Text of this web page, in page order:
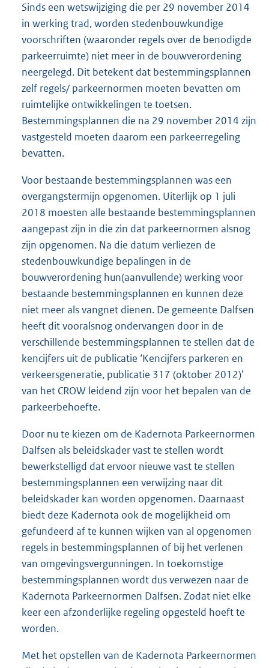
Sinds een wetswijziging die per 29 november 2014
in werking trad, worden stedenbouwkundige
voorschriften (waaronder regels over de benodigde
parkeerruimte) niet meer in de bouwverordening
neergelegd. Dit betekent dat bestemmingsplannen
zelf regels/ parkeernormen moeten bevatten om
ruimtelijke ontwikkelingen te toetsen.
Bestemmingsplannen die na 29 november 2014 zijn
vastgesteld moeten daarom een parkeerregeling
bevatten.
Voor bestaande bestemmingsplannen was een
overgangstermijn opgenomen. Uiterlijk op 1 juli
2018 moesten alle bestaande bestemmingsplannen
aangepast zijn in die zin dat parkeernormen alsnog
zijn opgenomen. Na die datum verliezen de
stedenbouwkundige bepalingen in de
bouwverordening hun(aanvullende) werking voor
bestaande bestemmingsplannen en kunnen deze
niet meer als vangnet dienen. De gemeente Dalfsen
heeft dit vooralsnog ondervangen door in de
verschillende bestemmingsplannen te stellen dat de
kencijfers uit de publicatie ‘Kencijfers parkeren en
verkeersgeneratie, publicatie 317 (oktober 2012)’
van het CROW leidend zijn voor het bepalen van de
parkeerbehoefte.
Door nu te kiezen om de Kadernota Parkeernormen
Dalfsen als beleidskader vast te stellen wordt
bewerkstelligd dat ervoor nieuwe vast te stellen
bestemmingsplannen een verwijzing naar dit
beleidskader kan worden opgenomen. Daarnaast
biedt deze Kadernota ook de mogelijkheid om
gefundeerd af te kunnen wijken van al opgenomen
regels in bestemmingsplannen of bij het verlenen
van omgevingsvergunningen. In toekomstige
bestemmingsplannen wordt dus verwezen naar de
Kadernota Parkeernormen Dalfsen. Zodat niet elke
keer een afzonderlijke regeling opgesteld hoeft te
worden.
Met het opstellen van de Kadernota Parkeernormen